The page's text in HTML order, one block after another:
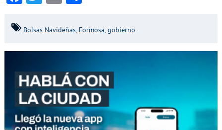
Bolsas Navideñas, Formosa,gobierno